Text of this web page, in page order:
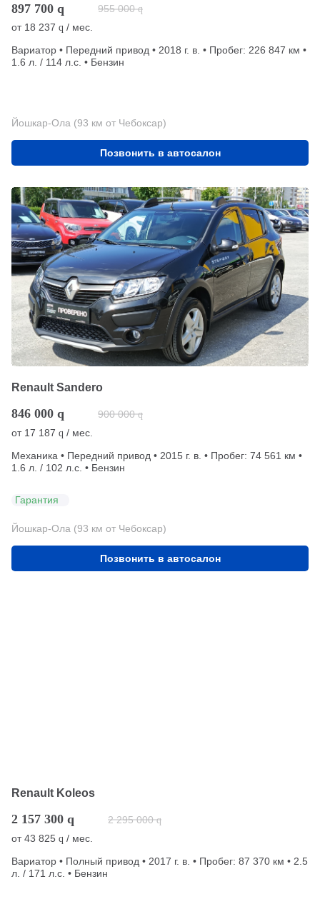
897 700 q 955 000 q
от 18 237 q / мес.
Вариатор • Передний привод • 2018 г. в. • Пробег: 226 847 км •
1.6 л. / 114 л.с. • Бензин
Йошкар-Ола (93 км от Чебоксар)
Позвонить в автосалон
Renault Sandero
846 000 q 900 000 q
от 17 187 q / мес.
Механика • Передний привод • 2015 г. в. • Пробег: 74 561 км •
1.6 л. / 102 л.с. • Бензин
Гарантия
Йошкар-Ола (93 км от Чебоксар)
Позвонить в автосалон
Renault Koleos
2 157 300 q 2 295 000 q
от43 825 q / мес.
Вариатор • Полный привод • 2017 г. в. • Пробег: 87 370 км • 2.5
л. / 171 л.с. • Бензин